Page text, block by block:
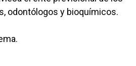
odontólogos y bioquímicos.